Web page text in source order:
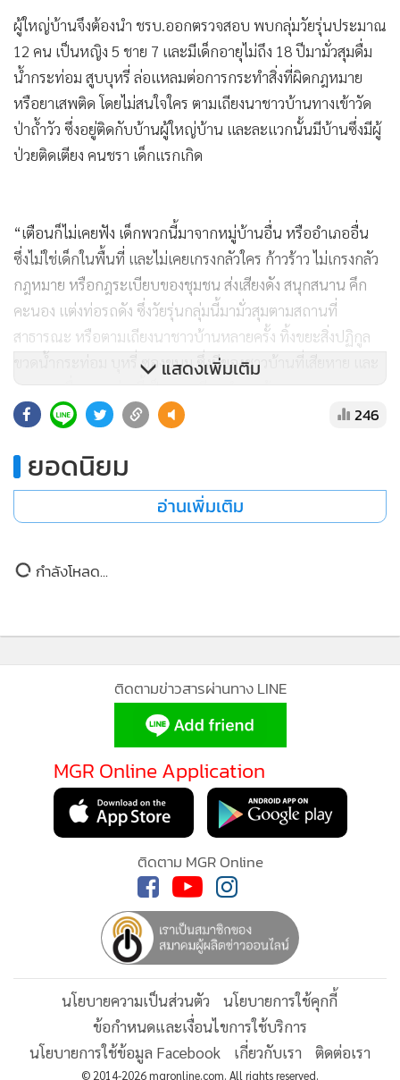
ผู้ใหญ่บ้านจึงต้องนำ ชรบ.ออกตรวจสอบ พบกลุ่มวัยรุ่นประมาณ
12 คน เป็นหญิง 5 ชาย 7 และมีเด็กอายุไม่ถึง 18 ปีมามั่วสุมดื่ม
น้ำกระท่อม สูบบุหรี่ ล่อแหลมต่อการกระทำสิ่งที่ผิดกฎหมาย
หรือยาเสพติด โดยไม่สนใจใคร ตามเถียงนาชาวบ้านทางเข้าวัด
ป่าถ้ำวัว ซึ่งอยู่ติดกับบ้านผู้ใหญ่บ้าน และละแวกนั้นมีบ้านซึ่งมีผู้
ป่วยติดเตียง คนชรา เด็กแรกเกิด
“เตือนก็ไม่เคยฟัง เด็กพวกนี้มาจากหมู่บ้านอื่น หรืออำเภออื่น
ซึ่งไม่ใช่เด็กในพื้นที่ และไม่เคยเกรงกลัวใคร ก้าวร้าว ไม่เกรงกลัว
กฎหมาย หรือกฎระเบียบของชุมชน ส่งเสียงดัง สนุกสนาน คึก
คะนอง แต่งท่อรถดัง ซึ่งวัยรุ่นกลุ่มนี้มามั่วสุมตามสถานที่
สาธารณะ หรือตามเถียงนาชาวบ้านหลายครั้ง ทิ้งขยะสิ่งปฏิกูล
ขวดน้ำกระท่อม บุหรี่ ซองขนม ซึ่งมีของชาวบ้านที่เสียหาย และ
สูญหายเนื่องจากช่วงนี้เป็นฤดูเตรียมทำนา ข้าวของเกษตรกร
หรือชาวบ้านที่เก็บไว้ที่เถียงนาสูญหาย คนที่แวะพักจุดพักรถก็
โดน นี่คือปัญหาที่ชาวบ้านเดือดร้อน และเกินอำนาจหน้าที่ที่
ผู้นำหมู่บ้านจะบริหารจัดการได้จริงๆ”
ด้านกำนันตำบลห้วยผา ประธานชมรมกำนันผู้ใหญ่บ้าน จังหวัด
ไม่สนใจพ่อแม่ ญาติพี่น้อง ประกอบกับเด็กพวกนี้ก้าวร้าว ไม่
จัดชุดปฏิบัติการตรวจตรา ลาดตระเวนอยู่เป็นประจำเพื่อรักษา
ความสงบเรียบร้อยของชุมชน และผู้ผ่านทางมาพักรถ หรือมาใช้
ห้องน้ำบริเวณจุดพักรถ แต่บางครั้งก็เกินกำลัง ก็อยากให้หน่วย
งานที่เกี่ยวข้องมาจัดการปัญหาทั้งเรื่องมั่วสุมน้ำกระท่อม รถเสียง
ดัง หรือมั่วสุมสิ่งผิดกฎหมาย
เพื่อความสงบสุขของชุมชนและผู้ใช้ถนน 1095 บริเวณจุดพักรถ
บ้านแม่สุยะใหม่ หมู่ที่ 6 หรือตามสถานที่อื่นๆ เช่น สะพานน้ำ
ของ สามแยก อบต.นาปู่ป้อม จุดชมวิวหลุกข้าวหลาม
นอกจากนี้ยังมีเหตุกระฉ่อนอำเภอปางมะผ้าอีก เมื่อวันที่ 31
พฤษภาคม 2569 ตำรวจสายตรวจ สภ.ปางมะผ้าเข้าตรวจสอบ
เหตุ ผู้ใช้ชื่อ "จะปอ" กดเรียกรถโดยสารผ่าน Application
Maxim ในพื้นที่จังหวัดเชียงใหม่ให้มารับที่อำเภอปางมะผ้า
จังหวัดแม่ฮ่องสอน โดยตกลงราคาที่ 3,000 บาท ซึ่งคนขับรถได้
โทร.คุยกับเจ้าตัวแล้วจึงตัดสินใจเดินทางมา และระหว่างทางก็ได้
แสดงเพิ่มเติม
ยอดนิยม
อ่านเพิ่มเติม
MGR Online Application
นโยบายความเป็นส่วนตัว
นโยบายการใช้คุกกี้
ข้อกำหนดและเงื่อนไขการใช้บริการ
นโยบายการใช้ข้อมูล Facebook
เกี่ยวกับเรา
© 2014-2026 mgronline.com. All rights reserved.